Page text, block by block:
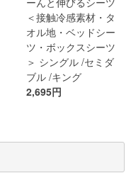
＜接触冷感素材・タ
オル地・ベッドシー
ツ・ボックスシーツ
＞ シングル /セミダ
ブル /キング
2,695円